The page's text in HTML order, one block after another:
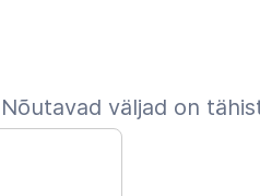
Nõutavad väljad on